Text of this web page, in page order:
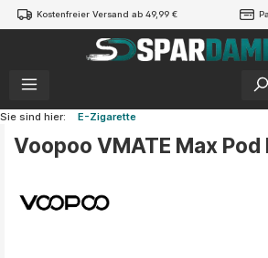
springen
Kostenfreier Versand ab 49,99 €
Sie sind hier: E-Zigarette
Voopoo VMATE Max Pod